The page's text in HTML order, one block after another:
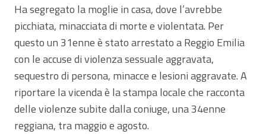
Ha segregato la moglie in casa, dove l’avrebbe
picchiata, minacciata di morte e violentata. Per
questo un 31enne è stato arrestato a Reggio Emilia
con le accuse di violenza sessuale aggravata,
sequestro di persona, minacce e lesioni aggravate. A
riportare la vicenda è la stampa locale che racconta
delle violenze subite dalla coniuge, una 34enne
reggiana, tra maggio e agosto.